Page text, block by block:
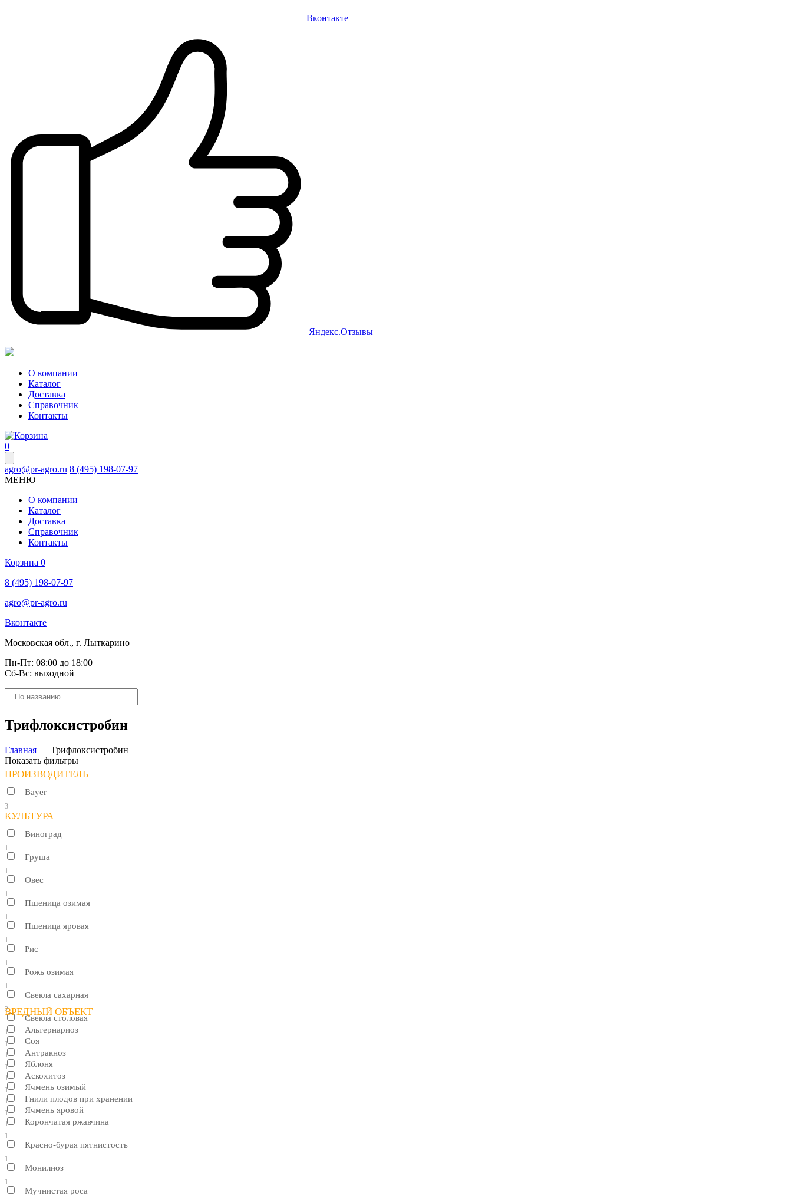
Вконтакте
Яндекс.Отзывы
О компании
Каталог
Доставка
Справочник
Контакты
0
agro@pr-agro.ru 8 (495) 198-07-97
МЕНЮ
О компании
Каталог
Доставка
Справочник
Контакты
Корзина 0
8 (495) 198-07-97
agro@pr-agro.ru
Вконтакте
Московская обл., г. Лыткарино
Пн-Пт: 08:00 до 18:00
Сб-Вс: выходной
Поиск
товаров
Трифлоксистробин
Главная — Трифлоксистробин
Показать фильтры
ПРОИЗВОДИТЕЛЬ
Bayer
3
КУЛЬТУРА
Виноград
1
Груша
1
Овес
1
Пшеница озимая
1
Пшеница яровая
1
Рис
1
Рожь озимая
1
Свекла сахарная
2
Свекла столовая
1
Соя
1
Яблоня
1
Ячмень озимый
1
Ячмень яровой
1
ВРЕДНЫЙ ОБЪЕКТ
Альтернариоз
1
Антракноз
1
Аскохитоз
1
Гнили плодов при хранении
1
Корончатая ржавчина
1
Красно-бурая пятнистость
1
Монилиоз
1
Мучнистая роса